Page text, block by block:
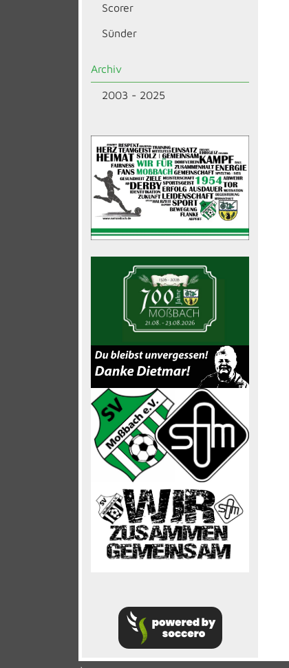
Scorer
Sünder
Archiv
2003 - 2025